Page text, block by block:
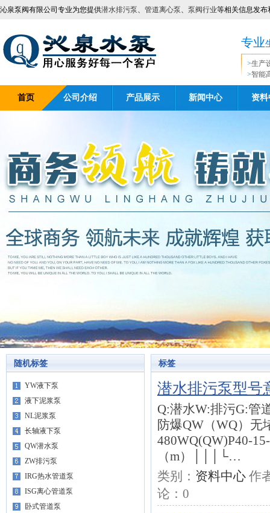
沁泉泵阀有限公司专业为您提供潜水排污泵、 管道离心泵、 泵阀行业等相关信息发布
专业
>生产
>智能
首页 公司介绍 产品展示 新闻中心 资料
随机标签
YW液下泵
液下泥浆泵
NL泥浆泵
长轴液下泵
QW潜水泵
ZW排污泵
IRG热水管道泵
ISG离心管道泵
卧式管道泵
标签
潜水排污泵型号
Q:潜水W:排污G:管
防爆QW（WQ）无
480WQ(QW)P40-
（m）│││└…
类别： 资料中心 作
论： 0